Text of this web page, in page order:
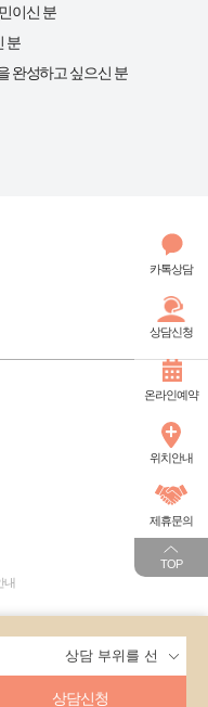
상담신청
카톡상담
상담신청
온라인예약
위치안내
제휴문의
TOP
이신 분
분
완성하고 싶으신 분
내